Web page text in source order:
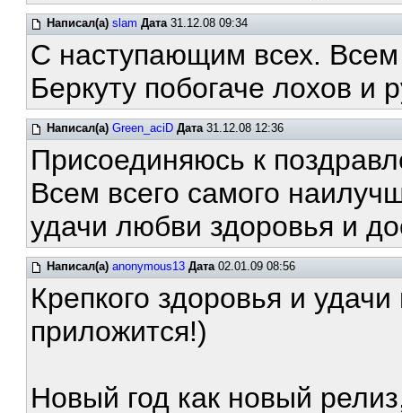
Написал(а) slam Дата31.12.08 09:34
С наступающим всех. Всем
Беркуту побогаче лохов и
Написал(а) Green_aciD Дата31.12.08 12:36
Присоединяюсь к
Всем всего самого
удачи любви здоровья и
Написал(а) anonymous13 Дата02.01.09 08:56
Крепкого здоровья и
приложится!)
Новый год как новый